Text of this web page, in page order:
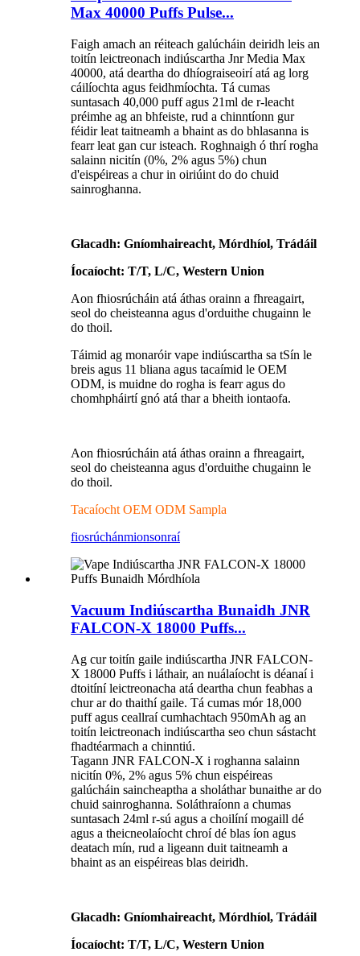
Max 40000 Puffs Pulse...
Faigh amach an réiteach galúcháin deiridh leis an
toitín leictreonach indiúscartha Jnr Media Max
40000, atá deartha do dhíograiseoirí atá ag lorg
cáilíochta agus feidhmíochta. Tá cumas
suntasach 40,000 puff agus 21ml de r-leacht
préimhe ag an bhfeiste, rud a chinntíonn gur
féidir leat taitneamh a bhaint as do bhlasanna is
fearr leat gan cur isteach. Roghnaigh ó thrí rogha
salainn nicitín (0%, 2% agus 5%) chun
d'eispéireas a chur in oiriúint do do chuid
sainroghanna.
Glacadh: Gníomhaireacht, Mórdhíol, Trádáil
Íocaíocht: T/T, L/C, Western Union
Aon fhiosrúcháin atá áthas orainn a fhreagairt,
seol do cheisteanna agus d'orduithe chugainn le
do thoil.
Táimid ag monaróir vape indiúscartha sa tSín le
breis agus 11 bliana agus tacaímid le OEM
ODM, is muidne do rogha is fearr agus do
chomhpháirtí gnó atá thar a bheith iontaofa.
Aon fhiosrúcháin atá áthas orainn a fhreagairt,
seol do cheisteanna agus d'orduithe chugainn le
do thoil.
Tacaíocht OEM ODM Sampla
fiosrúchánmionsonraí
Vacuum Indiúscartha Bunaidh JNR
FALCON-X 18000 Puffs...
Ag cur toitín gaile indiúscartha JNR FALCON-
X 18000 Puffs i láthair, an nuálaíocht is déanaí i
dtoitíní leictreonacha atá deartha chun feabhas a
chur ar do thaithí gaile. Tá cumas mór 18,000
puff agus ceallraí cumhachtach 950mAh ag an
toitín leictreonach indiúscartha seo chun sástacht
fhadtéarmach a chinntiú.
Tagann JNR FALCON-X i roghanna salainn
nicitín 0%, 2% agus 5% chun eispéireas
galúcháin saincheaptha a sholáthar bunaithe ar do
chuid sainroghanna. Soláthraíonn a chumas
suntasach 24ml r-sú agus a choilíní mogaill dé
agus a theicneolaíocht chroí dé blas íon agus
deatach mín, rud a ligeann duit taitneamh a
bhaint as an eispéireas blas deiridh.
Glacadh: Gníomhaireacht, Mórdhíol, Trádáil
Íocaíocht: T/T, L/C, Western Union